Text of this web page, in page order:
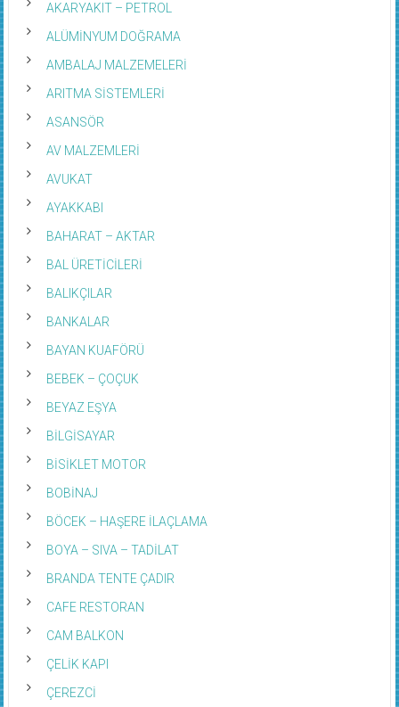
AKARYAKIT – PETROL
ALÜMİNYUM DOĞRAMA
AMBALAJ MALZEMELERİ
ARITMA SİSTEMLERİ
ASANSÖR
AV MALZEMLERİ
AVUKAT
AYAKKABI
BAHARAT – AKTAR
BAL ÜRETİCİLERİ
BALIKÇILAR
BANKALAR
BAYAN KUAFÖRÜ
BEBEK – ÇOÇUK
BEYAZ EŞYA
BİLGİSAYAR
BİSİKLET MOTOR
BOBİNAJ
BÖCEK – HAŞERE İLAÇLAMA
BOYA – SIVA – TADİLAT
BRANDA TENTE ÇADIR
CAFE RESTORAN
CAM BALKON
ÇELİK KAPI
ÇEREZCİ